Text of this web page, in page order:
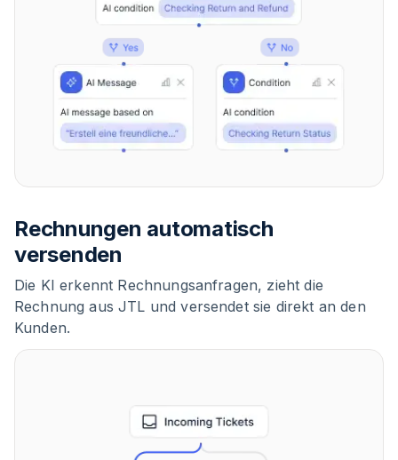
Rechnungen automatisch
versenden
Die KI erkennt Rechnungsanfragen, zieht die
Rechnung aus JTL und versendet sie direkt an den
Kunden.